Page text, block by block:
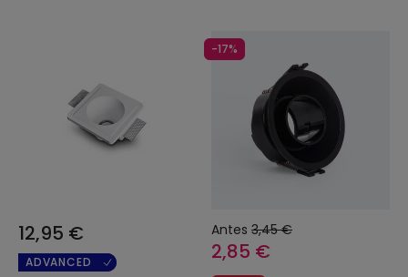
12,95 €
ADVANCED
-17%
Antes 3,45 €
2,85 €